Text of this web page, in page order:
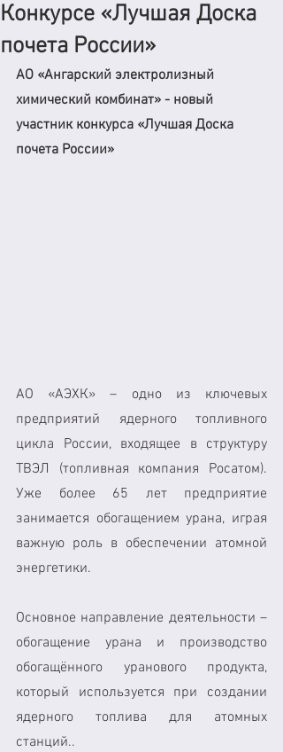
Конкурсе «Лучшая Доска
почета России»
АО «Ангарский электролизный
химический комбинат» - новый
участник конкурса «Лучшая Доска
почета России»
АО «АЭХК» – одно из ключевых
предприятий ядерного топливного
цикла России, входящее в структуру
ТВЭЛ (топливная компания Росатом).
Уже более 65 лет предприятие
занимается обогащением урана, играя
важную роль в обеспечении атомной
энергетики.
Основное направление деятельности –
обогащение урана и производство
обогащённого уранового продукта,
который используется при создании
ядерного топлива для атомных
станций..